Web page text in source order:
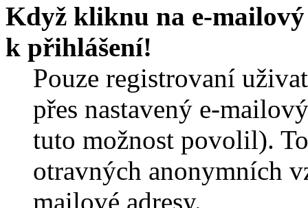
Když kliknu na e-
k přihlášení!
Pouze registrovaní
přes nastavený e-
tuto možnost povolil).
otravných anonymních
mailové adresy.